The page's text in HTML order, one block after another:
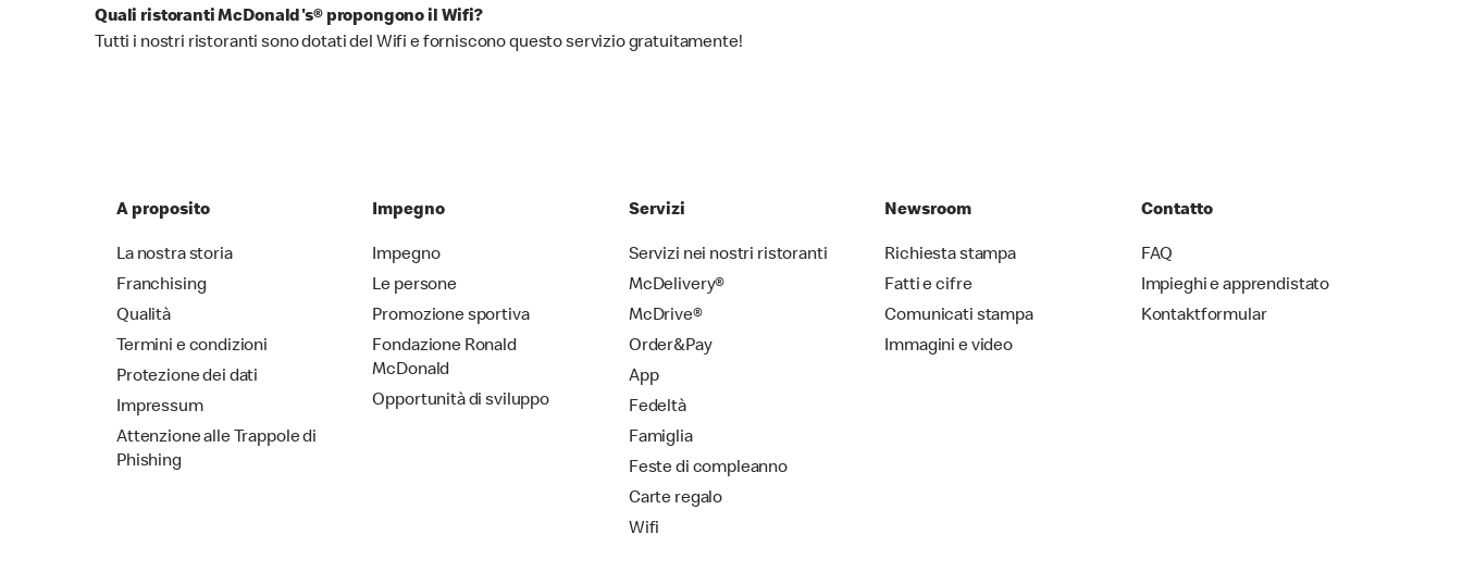
Quali ristoranti McDonald's® propongono il Wifi?
Tutti i nostri ristoranti sono dotati del Wifi e forniscono questo servizio gratuitamente!
A proposito
La nostra storia
Franchising
Qualità
Termini e condizioni
Protezione dei dati
Impressum
Attenzione alle Trappole di
Phishing
Impegno
Impegno
Le persone
Promozione sportiva
Fondazione Ronald
McDonald
Opportunità di sviluppo
Servizi
Servizi nei nostri ristoranti
McDelivery®
McDrive®
Order&Pay
App
Fedeltà
Famiglia
Feste di compleanno
Carte regalo
Wifi
Newsroom
Richiesta stampa
Fatti e cifre
Comunicati stampa
Immagini e video
Contatto
FAQ
Impieghi e apprendistato
Kontaktformular